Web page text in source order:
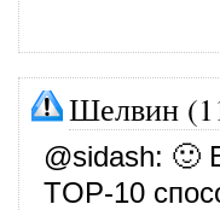
Шелвин
@sidash: 🙂
TOP-10